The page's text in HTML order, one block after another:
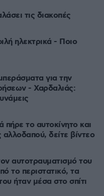
τις διακοπές
ηλεκτρικά - Ποιο
για την
- Χαρδαλιάς:
το αυτοκίνητο και
αλλοδαπού, δείτε βίντεο
αυτοτραυματισμό του
ήταν μέσα στο σπίτι